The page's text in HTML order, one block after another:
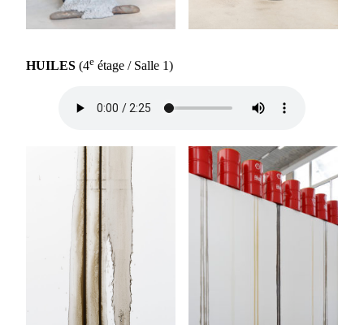
HUILES (4e étage / Salle 1)